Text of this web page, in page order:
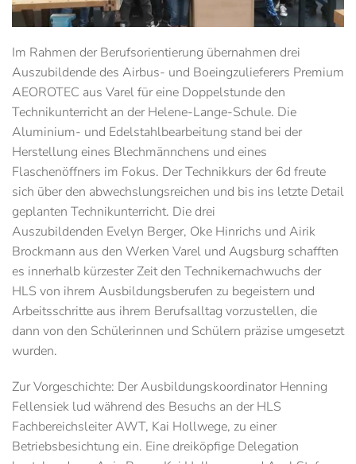
Im Rahmen der Berufsorientierung übernahmen drei
Auszubildende des Airbus- und Boeingzulieferers Premium
AEOROTEC aus Varel für eine Doppelstunde den
Technikunterricht an der Helene-Lange-Schule. Die
Aluminium- und Edelstahlbearbeitung stand bei der
Herstellung eines Blechmännchens und eines
Flaschenöffners im Fokus. Der Technikkurs der 6d freute
sich über den abwechslungsreichen und bis ins letzte Detail
geplanten Technikunterricht. Die drei
Auszubildenden Evelyn Berger, Oke Hinrichs und Airik
Brockmann aus den Werken Varel und Augsburg schafften
es innerhalb kürzester Zeit den Technikernachwuchs der
HLS von ihrem Ausbildungsberufen zu begeistern und
Arbeitsschritte aus ihrem Berufsalltag vorzustellen, die
dann von den Schülerinnen und Schülern präzise umgesetzt
wurden.
Zur Vorgeschichte: Der Ausbildungskoordinator Henning
Fellensiek lud während des Besuchs an der HLS
Fachbereichsleiter AWT, Kai Hollwege, zu einer
Betriebsbesichtung ein. Eine dreiköpfige Delegation